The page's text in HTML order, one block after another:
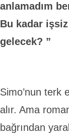
anlamadım
Bu kadar
gelecek? ”
Simo’nun terk
alır. Ama
bağrından